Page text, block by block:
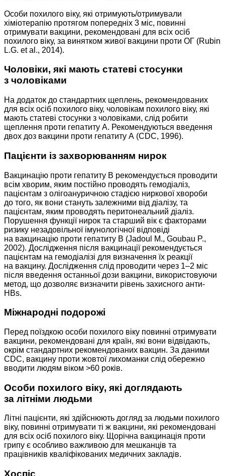
Особи похилого віку, які отримують/отримували
хіміотерапію протягом попередніх 3 міс, повинні
отримувати вакцини, рекомендовані для всіх осіб
похилого віку, за винятком живої вакцини проти ОГ (Rubin
L.G. et al., 2014).
Чоловіки, які мають статеві стосунки
з чоловіками
На додаток до стандартних щеплень, рекомендованих
для всіх осіб похилого віку, чоловікам похилого віку, які
мають статеві стосунки з чоловіками, слід робити
щеплення проти гепатиту А. Рекомендуються введення
двох доз вакцини проти гепатиту А (CDC, 1996).
Пацієнти із захворюванням нирок
Вакцинацію проти гепатиту В рекомендується проводити
всім хворим, яким постійно проводять гемодіаліз,
пацієнтам з оліго­ануричною стадією ниркової хвороби
до того, як вони стануть залежними від діалізу, та
пацієнтам, яким проводять перитонеальний діаліз.
Порушення функції нирок та старший вік є факторами
ризику незадовільної імунологічної відповіді
на вакцинацію проти гепатиту В (Jadoul M., Goubau P.,
2002). Дослідження після вакцинації рекомендується
пацієнтам на гемодіалізі для визначення їх реакції
на вакцину. Дослідження слід проводити через 1–2 міс
після введення останньої дози вакцини, використовуючи
метод, що дозволяє визначити рівень захисного анти-
HBs.
Міжнародні подорожі
Перед поїздкою особи похилого віку повинні отримувати
вакцини, рекомендовані для країн, які вони відвідають,
окрім стандартних рекомендованих вакцин. За даними
CDC, вакцину проти жовтої лихоманки слід обережно
вводити людям віком >60 років.
Особи похилого віку, які доглядають
за літніми людьми
Літні пацієнти, які здійснюють догляд за людьми похилого
віку, повинні отримувати ті ж вакцини, які рекомендовані
для всіх осіб похилого віку. Щорічна вакцинація проти
грипу є особливо важливою для мешканців та
працівників кваліфікованих медичних закладів.
Хоспіс